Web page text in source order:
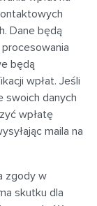
Dane będą
będą
wpłat. Jeśli
swoich danych
wpłatę
maila na
zgody w
skutku dla